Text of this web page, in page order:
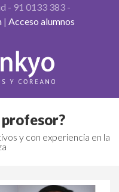
- 91 0133 383 -
| Acceso alumnos
y con experiencia en la